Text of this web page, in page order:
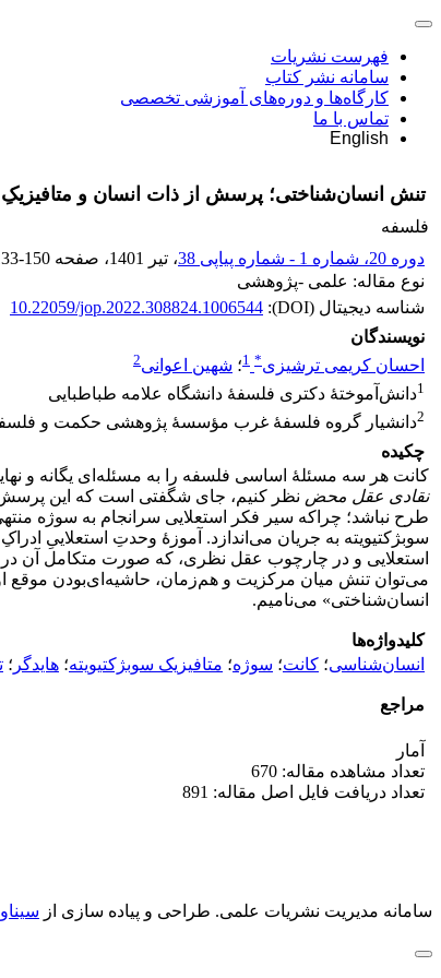
فهرست نشریات
سامانه نشر کتاب
کارگاه‌ها و دوره‌های آموزشی تخصصی
تماس با ما
English
تنش انسان‌شناختی؛ پرسش از ذات انسان و متافیزیکِ
فلسفه
دوره 20، شماره 1 - شماره پیاپی 38
، تیر 1401 ، صفحه 150
نوع مقاله: علمی -پژوهشی
شناسه دیجیتال (DOI):
10.22059/jop.2022.308824.1006544
نویسندگان
احسان کریمی ترشیزی*
1؛ شهین اعوانی2
1دانش‌آموختۀ دکتری فلسفۀ دانشگاه علامه طباطبایی
2دانشیار گروه فلسفۀ غرب مؤسسۀ پژوهشی حکمت و
چکیده
کانت هر سه مسئلۀ اساسی فلسفه را به مسئله‌ای یگانه و
نقادی عقل محض نظر کنیم، جای شگفتی است که این
طرح نباشد؛ چراکه سیر فکر استعلایی سرانجام به سوژه
سوبژکتیویته به جریان می‌اندازد. آموزۀ وحدتِ استعلاییِ
استعلایی و در چارچوب عقل نظری، که صورت متکامل آن در
می‌توان تنش میان مرکزیت و هم‌زمان، حاشیه‌ای‌بودن موقع
انسان‌شناختی» می‌نامیم.
کلیدواژه‌ها
انسان‌شناسی؛ کانت؛ سوژه؛ متافیزیک سوبژکتیویته؛ هایدگر ؛
مراجع
آمار
تعداد مشاهده مقاله: 670
تعداد دریافت فایل اصل مقاله: 891
سامانه مدیریت نشریات علمی. طراحی و پیاده سازی از